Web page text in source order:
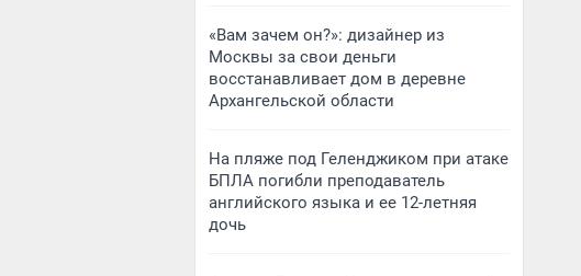
«Вам зачем он?»: дизайнер из
Москвы за свои деньги
восстанавливает дом в деревне
Архангельской области
На пляже под Геленджиком при атаке
БПЛА погибли преподаватель
английского языка и ее 12-летняя
дочь